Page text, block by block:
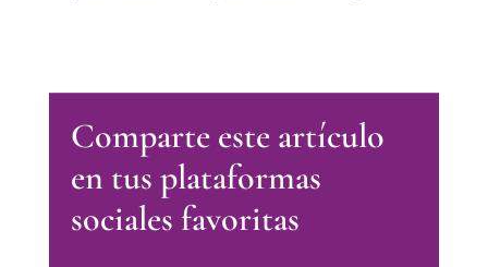
Comparte este artículo
en tus plataformas
sociales favoritas